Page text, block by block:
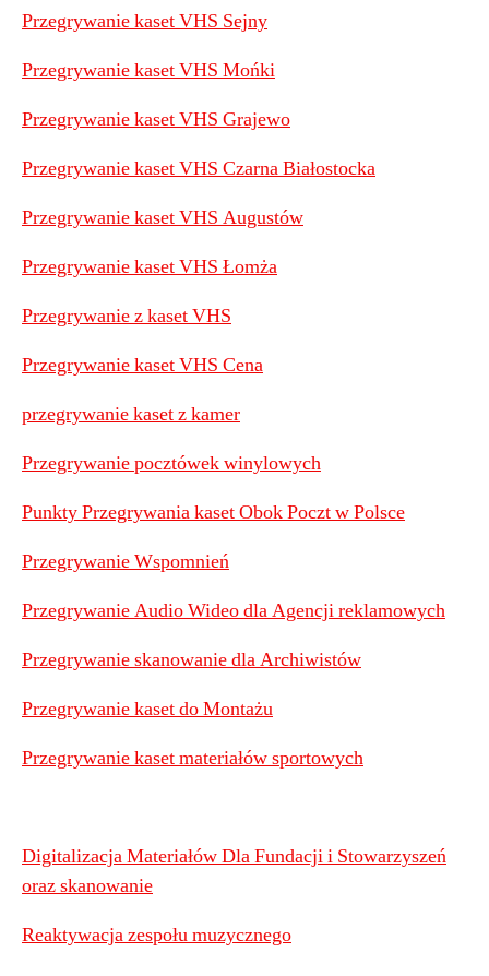
Przegrywanie kaset VHS Sejny
Przegrywanie kaset VHS Mońki
Przegrywanie kaset VHS Grajewo
Przegrywanie kaset VHS Czarna Białostocka
Przegrywanie kaset VHS Augustów
Przegrywanie kaset VHS Łomża
Przegrywanie z kaset VHS
Przegrywanie kaset VHS Cena
przegrywanie kaset z kamer
Przegrywanie pocztówek winylowych
Punkty Przegrywania kaset Obok Poczt w Polsce
Przegrywanie Wspomnień
Przegrywanie Audio Wideo dla Agencji reklamowych
Przegrywanie skanowanie dla Archiwistów
Przegrywanie kaset do Montażu
Przegrywanie kaset materiałów sportowych
Digitalizacja Materiałów Dla Fundacji i Stowarzyszeń
oraz skanowanie
Reaktywacja zespołu muzycznego